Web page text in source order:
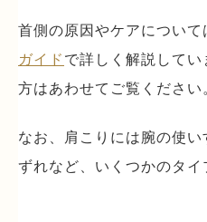
首側の原因やケアについて
ガイド で詳しく解説して
方はあわせてご覧ください
なお、肩こりには腕の使い
ずれなど、いくつかのタイ